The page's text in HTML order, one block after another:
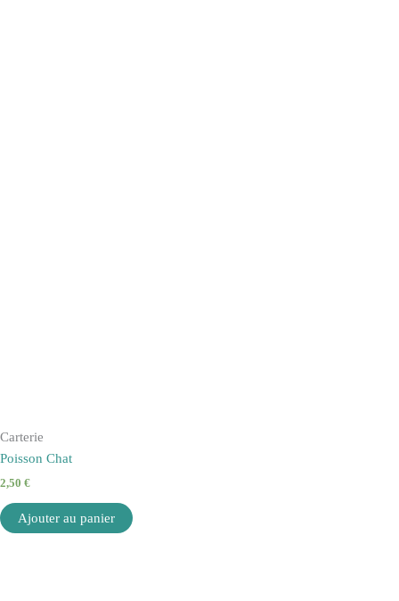
Carterie
Poisson Chat
2,50 €
Ajouter au panier